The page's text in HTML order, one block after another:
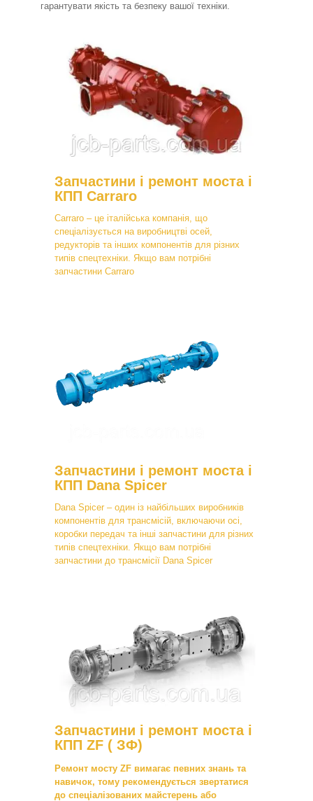
гарантувати якість та безпеку вашої техніки.
Запчастини і ремонт моста і
КПП Carraro
Carraro – це італійська компанія, що
спеціалізується на виробництві осей,
редукторів та інших компонентів для різних
типів спецтехніки. Якщо вам потрібні
запчастини Carraro
Запчастини і ремонт моста і
КПП Dana Spicer
Dana Spicer – один із найбільших виробників
компонентів для трансмісій, включаючи осі,
коробки передач та інші запчастини для різних
типів спецтехніки. Якщо вам потрібні
запчастини до трансмісії Dana Spicer
Запчастини і ремонт моста і
КПП ZF ( ЗФ)
Ремонт мосту ZF вимагає певних знань та
навичок, тому рекомендується звертатися
до спеціалізованих майстерень або